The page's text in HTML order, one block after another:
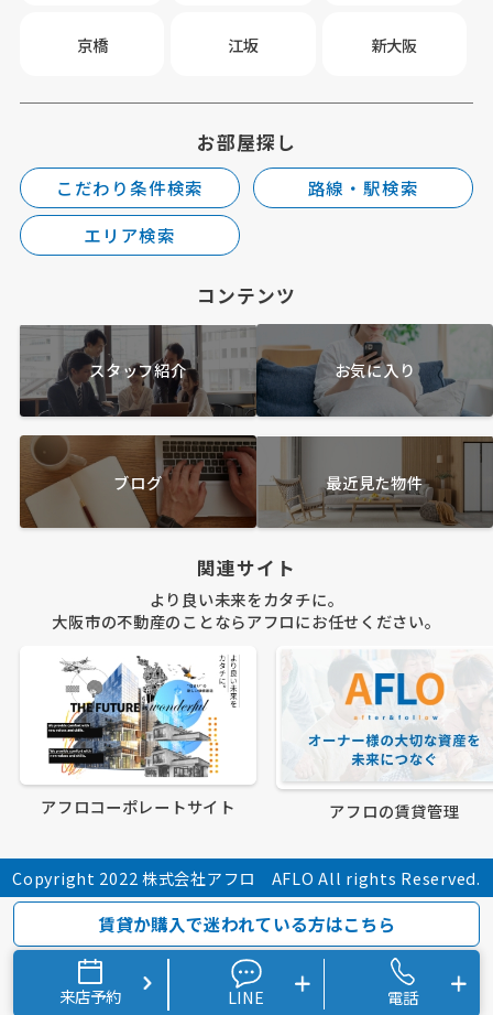
京橋 江坂 新大阪
お部屋探し
こだわり条件検索
路線・駅検索
エリア検索
コンテンツ
スタッフ紹介 お気に入り
ブログ 最近見た物件
関連サイト
より良い未来をカタチに。
大阪市の不動産のことならアフロにお任せください。
アフロコーポレートサイト アフロの賃貸管理
Copyright 2022 株式会社アフロ AFLO All rights Reserved.
賃貸か購入で迷われている方はこちら
来店予約 LINE 電話